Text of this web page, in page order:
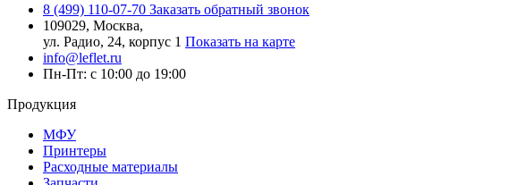
8 (499) 110-07-70 Заказать обратный звонок
109029, Москва,
ул. Радио, 24, корпус 1 Показать на карте
info@leflet.ru
Пн-Пт: с 10:00 до 19:00
Продукция
МФУ
Принтеры
Расходные материалы